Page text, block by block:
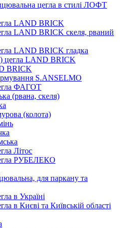
цегла в стилі ЛОФТ
LAND BRICK
LAND BRICK скеля, рваний
LAND BRICK гладка
цегла LAND BRICK
BRICK
S.ANSELMO
ФАГОТ
(рвана, скеля)
(колота)
Літос
РУБЕЛЕКО
для паркану та
в Україні
в Києві та Київській області